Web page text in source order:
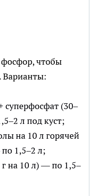
чтобы
Варианты:
суперфосфат (30–
л под куст;
на 10 л горячей
1,5–2 л;
на 10 л) — по 1,5–